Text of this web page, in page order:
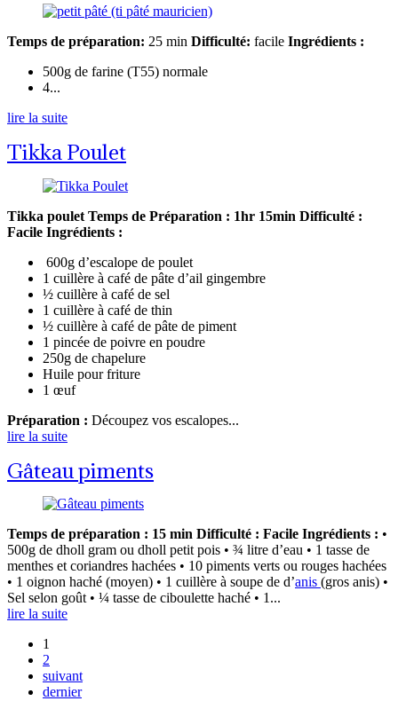
Temps de préparation: 25 min Difficulté: facile Ingrédients :
500g de farine (T55) normale
4...
lire la suite
Tikka Poulet
Tikka poulet Temps de Préparation : 1hr 15min Difficulté :
Facile Ingrédients :
600g d’escalope de poulet
1 cuillère à café de pâte d’ail gingembre
½ cuillère à café de sel
1 cuillère à café de thin
½ cuillère à café de pâte de piment
1 pincée de poivre en poudre
250g de chapelure
Huile pour friture
1 œuf
Préparation : Découpez vos escalopes...
lire la suite
Gâteau piments
Temps de préparation : 15 min Difficulté : Facile Ingrédients : •
500g de dholl gram ou dholl petit pois • ¾ litre d’eau • 1 tasse de
menthes et coriandres hachées • 10 piments verts ou rouges hachées
• 1 oignon haché (moyen) • 1 cuillère à soupe de d’anis (gros anis) •
Sel selon goût • ¼ tasse de ciboulette haché • 1...
lire la suite
1
2
suivant
dernier